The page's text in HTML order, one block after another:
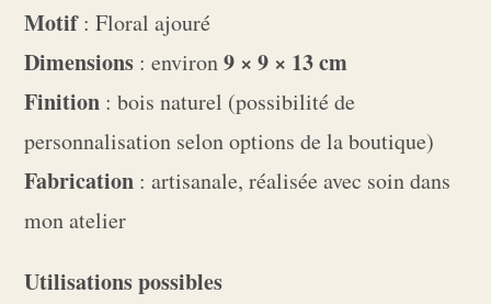
Motif: Floral ajouré
Dimensions : environ9 × 9 × 13 cm
Finition : bois naturel (possibilité de
personnalisation selon options de la boutique)
Fabrication : artisanale, réalisée avec soin dans
mon atelier
Utilisations possibles